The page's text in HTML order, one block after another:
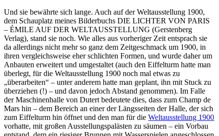
Und sie bewährte sich lange. Auch auf der Weltausstellung 1900,
dem Schauplatz meines Bilderbuchs DIE LICHTER VON PARIS
– ÉMILE AUF DER WELTAUSSTELLUNG (Gerstenberg
Verlag), stand sie noch. Wie alles aus vorheriger Zeit entsprach sie
da allerdings nicht mehr so ganz dem Zeitgeschmack um 1900, in
ihren vergleichsweise eher schlichten Formen, und wurde daher um
Anbauten erweitert und umgestaltet (auch den Eiffelturm hatte man
überlegt, für die Weltausstellung 1900 noch mal etwas zu
„überarbeiten“ – unter anderem hatte man geplant, ihn mit Stuck zu
überziehen (!) – und davon jedoch Abstand genommen). Im Falle
der Maschinenhalle von Dutert bedeutete dies, dass zum Champ de
Mars hin – dem Bereich an einer der Längsseiten der Halle, der sich
zum Eiffelturm hin öffnet und den man für die Weltausstellung 1900
vorhatte, mit großen Ausstellungspalästen zu säumen – ein Vorbau